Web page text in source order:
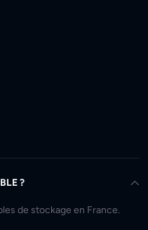
?
de stockage en France.